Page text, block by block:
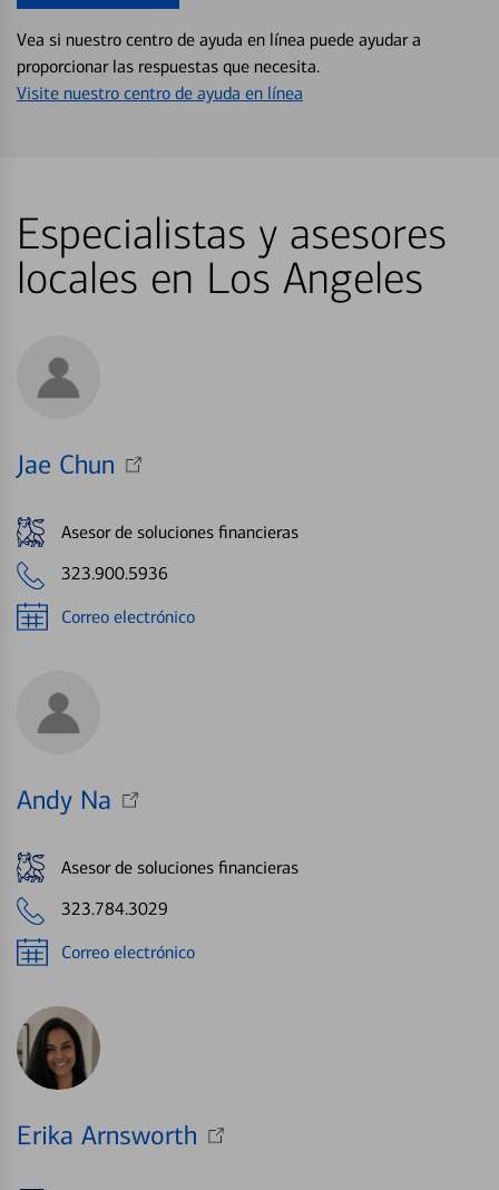
Vea si nuestro centro de ayuda en línea puede ayudar a
proporcionar las respuestas que necesita.
Visite nuestro centro de ayuda en línea
Especialistas y asesores
locales en Los Angeles
Jae Chun
Asesor de soluciones financieras
323.900.5936
Correo electrónico
Andy Na
Asesor de soluciones financieras
323.784.3029
Correo electrónico
Erika Arnsworth